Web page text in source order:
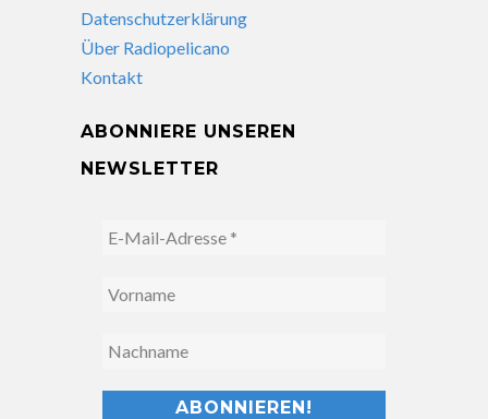
Datenschutzerklärung
Über Radiopelicano
Kontakt
ABONNIERE UNSEREN
NEWSLETTER